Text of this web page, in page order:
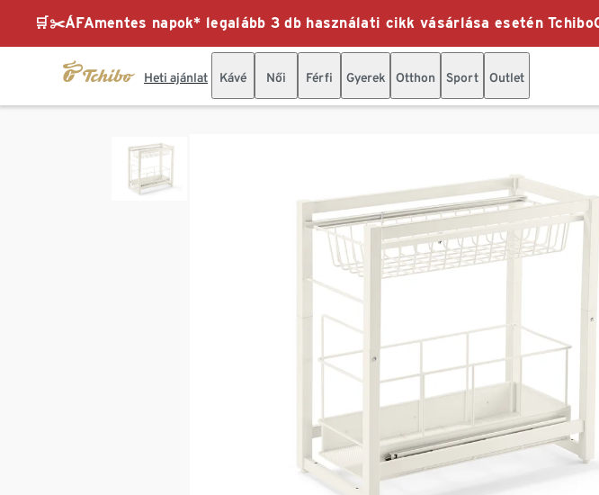
🛒✂️ÁFAmentes napok* legalább 3 db használati cikk vásárlása esetén
Heti ajánlat Kávé Női Férfi Gyerek Otthon Sport Outlet